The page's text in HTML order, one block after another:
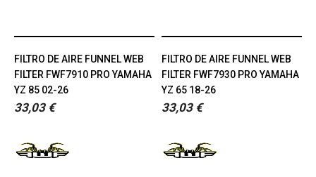
FILTRO DE AIRE FUNNEL WEB
FILTER FWF7910 PRO YAMAHA
YZ 85 02-26
33,03 €
FILTRO DE AIRE FUNNEL WEB
FILTER FWF7930 PRO YAMAHA
YZ 65 18-26
33,03 €